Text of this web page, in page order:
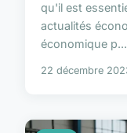
qu'il est
actualités
économique p...
22 décembre